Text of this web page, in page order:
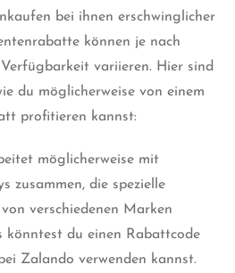
bei ihnen erschwinglicher
können je nach
variieren. Hier sind
du möglicherweise von einem
profitieren kannst:
möglicherweise mit
zusammen, die spezielle
verschiedenen Marken
könntest du einen Rabattcode
Zalando verwenden kannst.